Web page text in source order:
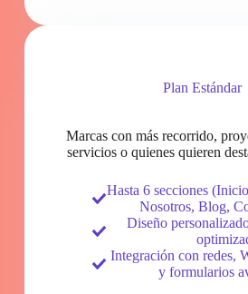
Plan Estándar
Marcas con más recorrido,
servicios o quienes quieren
Hasta 6 secciones
Nosotros, Blog,
Diseño
Integración con redes,
y formularios